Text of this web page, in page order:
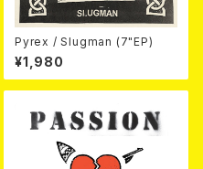
Pyrex / Slugman (7"EP)
¥1,980